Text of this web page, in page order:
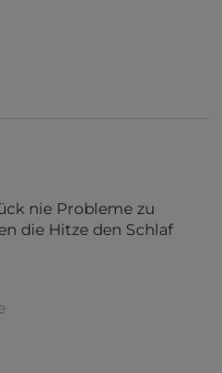
nie Probleme zu
die Hitze den Schlaf